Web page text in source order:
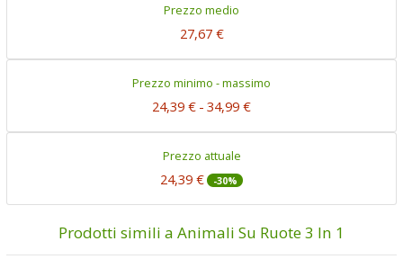
Prezzo medio
27,67 €
Prezzo minimo - massimo
24,39 € - 34,99 €
Prezzo attuale
24,39 € -30%
Prodotti simili a Animali Su Ruote 3 In 1